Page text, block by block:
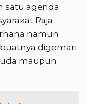
satu agenda
Raja
namun
digemari
maupun